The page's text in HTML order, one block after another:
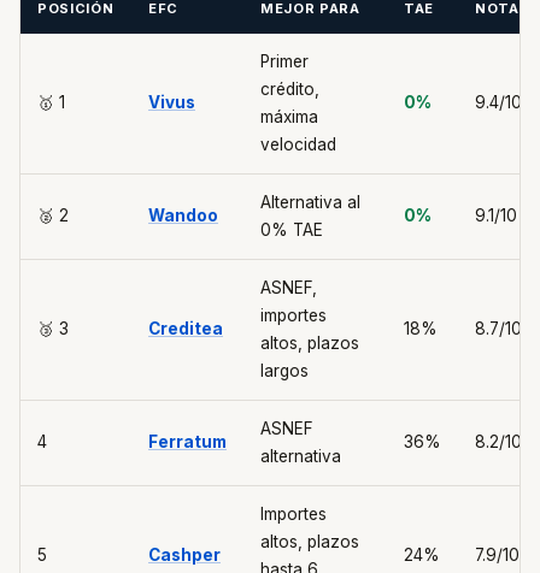
POSICIÓN EFC MEJOR PARA TAE NOTA
🥇 1 Vivus
Primer
crédito,
máxima
velocidad
0% 9.4/10
🥈 2 Wandoo
Alternativa al
0% TAE
0% 9.1/10
🥉 3 Creditea
ASNEF,
importes
altos, plazos
largos
18% 8.7/10
4 Ferratum
ASNEF
alternativa
36% 8.2/10
5 Cashper
Importes
altos, plazos
24% 7.9/10